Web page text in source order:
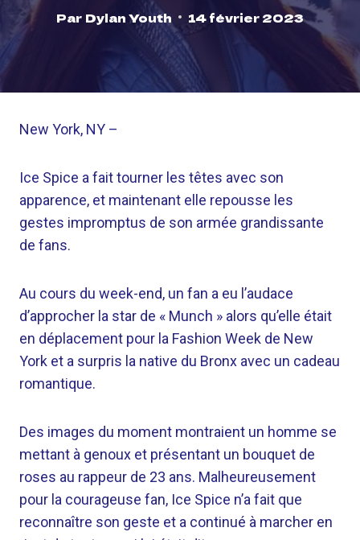
Par Dylan Youth 14 février 2023
New York, NY –
Ice Spice a fait tourner les têtes avec son
apparence, et maintenant elle repousse les
gestes impromptus de son armée grandissante
de fans.
Au cours du week-end, un fan a eu l’audace
d’approcher la star de « Munch » alors qu’elle était
en déplacement pour la Fashion Week de New
York et a surpris la native du Bronx avec un cadeau
romantique.
Des images du moment montraient un homme se
mettant à genoux et présentant un bouquet de
roses au rappeur de 23 ans. Malheureusement
pour la courageuse fan, Ice Spice n’a fait que
reconnaître son geste et a continué à marcher en